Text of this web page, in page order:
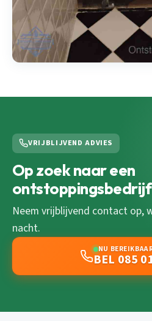
VRIJBLIJVEND ADVIES
Op zoek naar een
Neem vrijblijvend contact op,
nacht.
NU
BEL 085